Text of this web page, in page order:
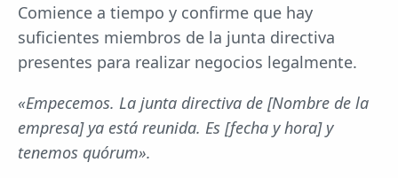
Comience a tiempo y confirme que hay
suficientes miembros de la junta directiva
presentes para realizar negocios legalmente.
«Empecemos. La junta directiva de [Nombre de la
empresa] ya está reunida. Es [fecha y hora] y
tenemos quórum».